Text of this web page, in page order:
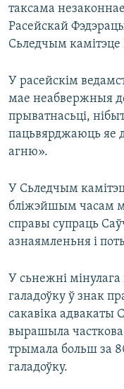
таксама
Расейскай
Сьледчым камітэце
У расейскім
мае неабвержныя
прыватнасьці,
пацьвярджаюць яе
агню».
У Сьледчым
бліжэйшым часам
справы супраць
азнаямленьня і
У сьнежні мінулага
галадоўку ў знак
сакавіка адвакаты
вырашыла
трымала больш за
галадоўку.